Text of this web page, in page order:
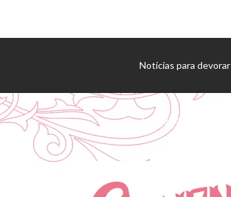
Notícias para devorar
Agenda de eventos